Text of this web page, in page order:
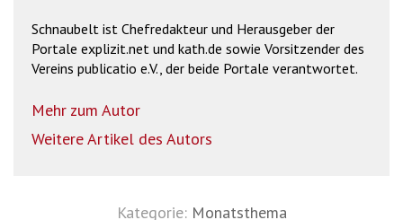
Schnaubelt ist Chefredakteur und Herausgeber der
Portale explizit.net und kath.de sowie Vorsitzender des
Vereins publicatio e.V., der beide Portale verantwortet.
Mehr zum Autor
Weitere Artikel des Autors
Kategorie: Monatsthema